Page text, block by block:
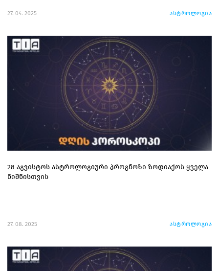
27. 04. 2025 ასტროლოგია
28 აგვისტოს ასტროლოგიური პროგნოზი ზოდიაქოს ყველა
ნიშნისთვის
27. 08. 2025 ასტროლოგია